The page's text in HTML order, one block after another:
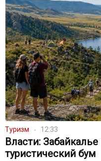
Туризм 12:33
Власти:
туристический бум